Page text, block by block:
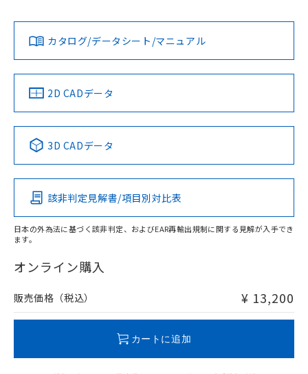
タイムチャート
上、n: 20mm以上
検出領域
ダウンロードデータをご利用いただく前に、以下を必ずお読
みください。
ソフトウェアの使用条件
対応済み
中国 RoHS 注意事項・凡例
Pb Hg Cd Cr(VI)
O
在庫等で未対応品が混在する可能性があります。
問い合わせください。
LR型式承認
（イギリス
船舶規格）
DNV型式承認
（ノルウェー
BV型式承認
（フランス
KR型式
（韓国
No No No No
この製品の規格認証/適合状況ページへ
その他の認証はこちらのページからご検索ください
カタログ/データシート/マニュアル
2D CADデータ
3D CADデータ
該非判定見解書/項目別対比表
日本の外為法に基づく該非判定、およびEAR再輸出規制に関する見解が入手でき
ます。
オンライン購入
販売価格（税込） ¥ 13,200
カートに追加